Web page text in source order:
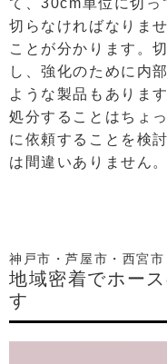
て、30cm単位に切っ
切らなければなりま
ことが分かります。
し、強化のために内
ような製品もありま
処分することはちょ
に依頼することを検
は間違いありません。
神戸市・芦屋市・西宮
地域密着でホー
す